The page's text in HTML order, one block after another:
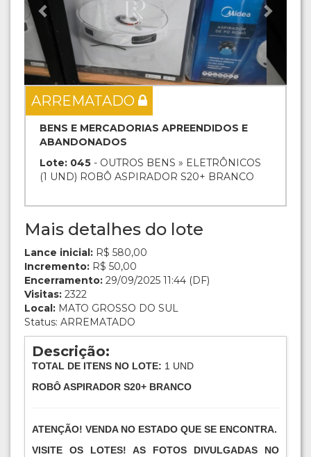
ARREMATADO
BENS E MERCADORIAS APREENDIDOS E
ABANDONADOS
Lote: 045 - OUTROS BENS » ELETRÔNICOS
(1 UND) ROBÔ ASPIRADOR S20+ BRANCO
Mais detalhes do lote
Lance inicial: R$ 580,00
Incremento: R$ 50,00
Encerramento: 29/09/2025 11:44 (DF)
Visitas: 2322
Local: MATO GROSSO DO SUL
Status: ARREMATADO
Descrição:
TOTAL DE ITENS NO LOTE: 1 UND
ROBÔ ASPIRADOR S20+ BRANCO
ATENÇÃO! VENDA NO ESTADO QUE SE ENCONTRA.
VISITE OS LOTES! AS FOTOS DIVULGADAS NO